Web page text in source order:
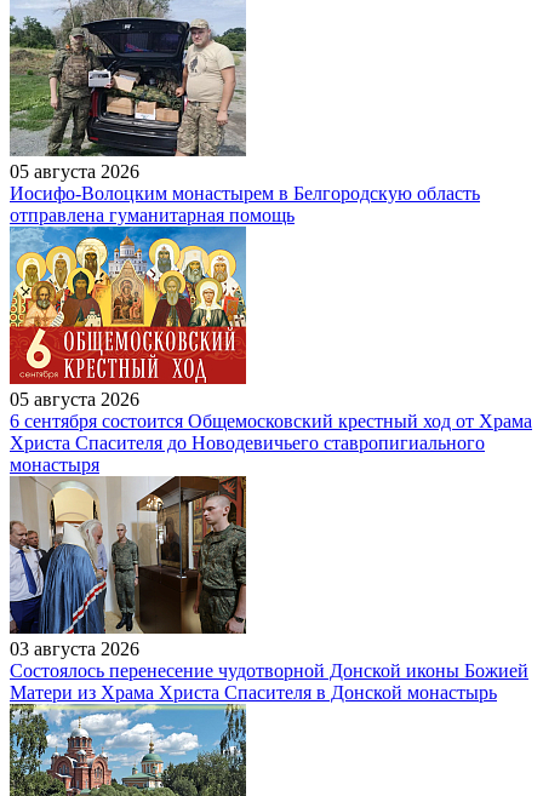
05 августа 2026
Иосифо-Волоцким монастырем в Белгородскую область
отправлена гуманитарная помощь
05 августа 2026
6 сентября состоится Общемосковский крестный ход от Храма
Христа Спасителя до Новодевичьего ставропигиального
монастыря
03 августа 2026
Состоялось перенесение чудотворной Донской иконы Божией
Матери из Храма Христа Спасителя в Донской монастырь